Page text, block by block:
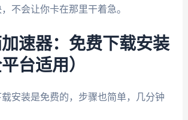
不会让你卡在那里干着急。
速器：免费下载安装
台适用）
安装是免费的，步骤也简单，几分钟